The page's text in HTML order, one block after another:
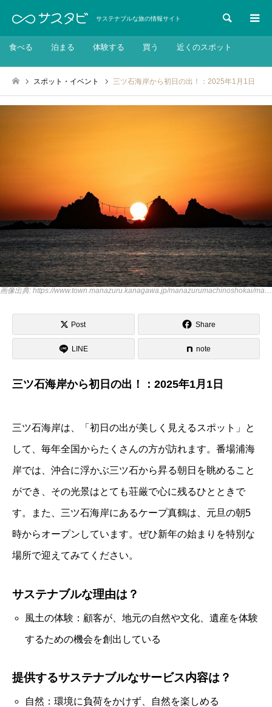
サステナブルな旅の情報サイト 検索
食べる 泊まる 体験する 買う 近くのスポット
スポット・イベント 三ツ石海岸から初日の出！：2025年1月1日
画像出典: https://www.town.manazuru.kanagawa.jp/manazurumachinoshokai/manazurumachinitsuite/284.html
Post Share
LINE note
三ツ石海岸から初日の出！：2025年1月1日
三ツ石海岸は、「初日の出が美しく見えるスポット」と
して、毎年全国からたくさんの方が訪れます。番場浦海
岸では、沖合に浮かぶ三ツ石から昇る朝日を眺めること
ができ、その光景はとても荘厳で心に残るひとときで
す。また、三ツ石海岸にあるケープ真鶴は、元旦の朝5
時からオープンしています。ぜひ新年の始まりを特別な
場所で迎えてみてください。
サステナブルな理由は？
風土の体験：顧客が、地元の自然や文化、遺産を体験
するための機会を創出している
提供するサステナブルなサービス内容は？
自然：環境に負荷をかけず、自然を楽しめる